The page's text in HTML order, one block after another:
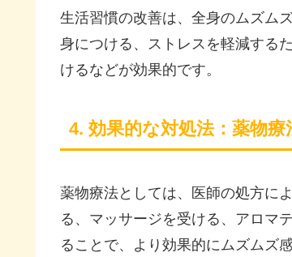
生活習慣の改善は、全身のムズム
身につける、ストレスを軽減する
けるなどが効果的です。
4. 効果的な対処法：薬物療
薬物療法としては、医師の処方に
る、マッサージを受ける、アロマ
ることで、より効果的にムズムズ